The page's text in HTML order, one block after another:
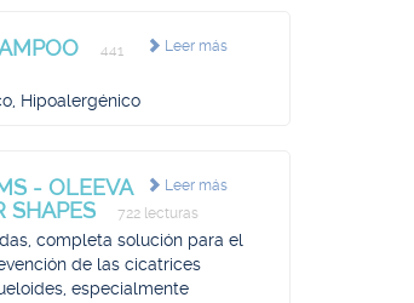
Leer más
441
Hipoalergénico
Leer más
- OLEEVA
SHAPES
722 lecturas
completa solución para el
de las cicatrices
especialmente